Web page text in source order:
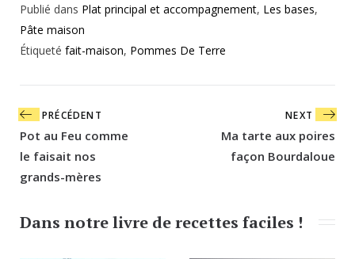
Publié dans Plat principal et accompagnement, Les bases,
Pâte maison
Étiqueté fait-maison, Pommes De Terre
Navigation
de
l’article
PRÉCÉDENT
Pot au Feu comme
le faisait nos
grands-mères
NEXT
Ma tarte aux poires
façon Bourdaloue
Dans notre livre de recettes faciles !